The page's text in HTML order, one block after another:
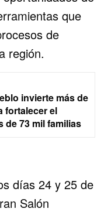
que
de
región.
invierte más de
fortalecer el
de 73 mil familias
días 24 y 25 de
Salón